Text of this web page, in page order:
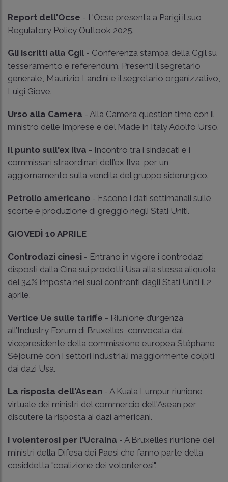
Report dell'Ocse - L'Ocse presenta a Parigi il suo
Regulatory Policy Outlook 2025.
Gli iscritti alla Cgil- Conferenza stampa della Cgil su
tesseramento e referendum. Presenti il segretario
generale, Maurizio Landini e il segretario organizzativo,
Luigi Giove.
Urso alla Camera - Alla Camera question time con il
ministro delle Imprese e del Made in Italy Adolfo Urso.
Il punto sull'ex Ilva - Incontro tra i sindacati e i
commissari straordinari dell’ex Ilva, per un
aggiornamento sulla vendita del gruppo siderurgico.
Petrolio americano - Escono i dati settimanali sulle
scorte e produzione di greggio negli Stati Uniti.
GIOVEDÌ 10 APRILE
Controdazi cinesi - Entrano in vigore i controdazi
disposti dalla Cina sui prodotti Usa alla stessa aliquota
del 34% imposta nei suoi confronti dagli Stati Uniti il 2
aprile.
Vertice Ue sulle tariffe - Riunione d’urgenza
all’Industry Forum di Bruxelles, convocata dal
vicepresidente della commissione europea Stéphane
Séjourné con i settori industriali maggiormente colpiti
dai dazi Usa.
La risposta dell'Asean - A Kuala Lumpur riunione
virtuale dei ministri del commercio dell'Asean per
discutere la risposta ai dazi americani.
I volenterosi per l'Ucraina - A Bruxelles riunione dei
ministri della Difesa dei Paesi che fanno parte della
cosiddetta "coalizione dei volonterosi".